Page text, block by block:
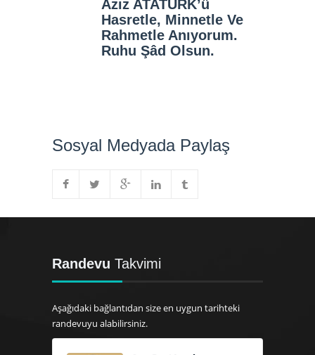
Aziz ATATÜRK’ü
Hasretle, Minnetle Ve
Rahmetle Anıyorum.
Ruhu Şâd Olsun.
Sosyal Medyada Paylaş
Randevu Takvimi
Aşağıdaki bağlantıdan size en uygun tarihteki
randevuyu alabilirsiniz.